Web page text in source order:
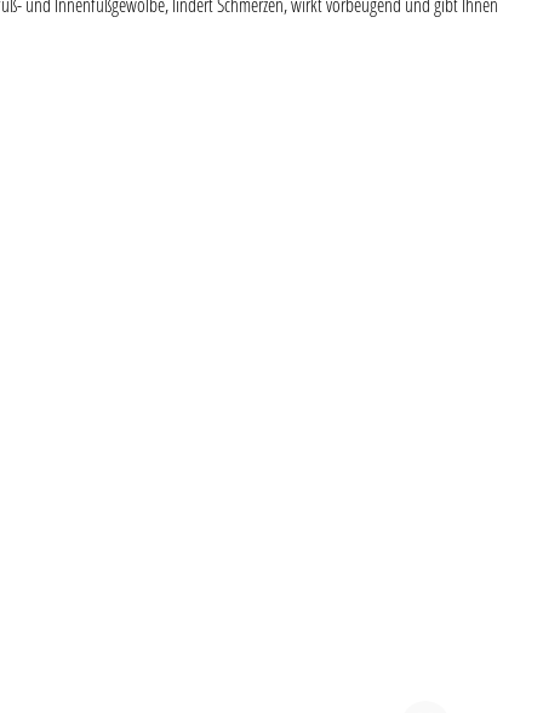
und Innenfußgewölbe, lindert Schmerzen, wirkt vorbeugend und gibt Ihnen